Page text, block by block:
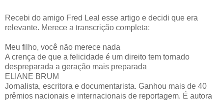
Recebi do amigo Fred Leal esse artigo e decidi que era
relevante. Merece a transcrição completa:
Meu filho, você não merece nada
A crença de que a felicidade é um direito tem tornado
despreparada a geração mais preparada
ELIANE BRUM
Jornalista, escritora e documentarista. Ganhou mais de 40
prêmios nacionais e internacionais de reportagem. É autora